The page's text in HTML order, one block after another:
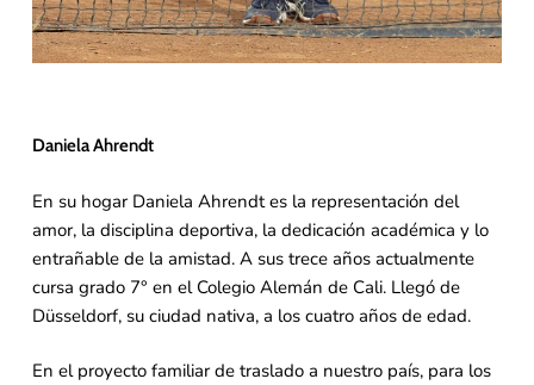
Daniela Ahrendt
En su hogar Daniela Ahrendt es la representación del
amor, la disciplina deportiva, la dedicación académica y lo
entrañable de la amistad. A sus trece años actualmente
cursa grado 7° en el Colegio Alemán de Cali. Llegó de
Düsseldorf, su ciudad nativa, a los cuatro años de edad.
En el proyecto familiar de traslado a nuestro país, para los